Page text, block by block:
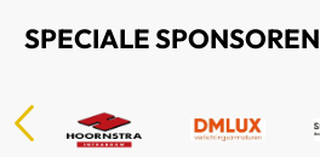
SPECIALE SPONSOREN